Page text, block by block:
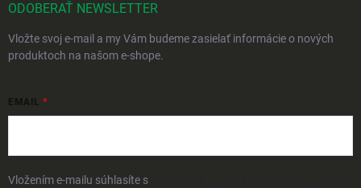
ODOBERAŤ NEWSLETTER
Vložte svoj e-mail a my Vám budeme zasielať informácie o nových
produktoch na našom e-shope.
EMAIL
Vložením e-mailu súhlasíte s